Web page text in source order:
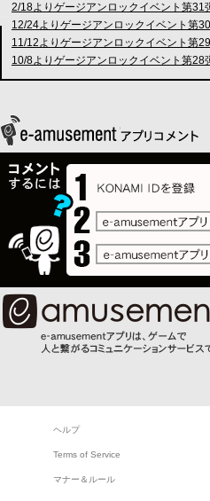
2/18よりゲージアンロックイベント第31
12/24よりゲージアンロックイベント第
11/12よりゲージアンロックイベント第
10/8よりゲージアンロックイベント第28
ヘルプ
Terms of Service
マナー＆ルール